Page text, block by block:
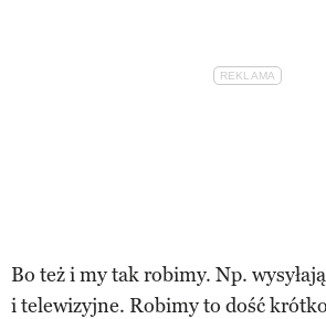
Bo też i my tak robimy. Np.
i telewizyjne. Robimy to dość